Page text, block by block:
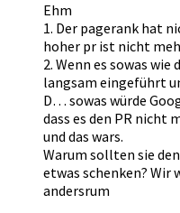
Ehm
1. Der pagerank hat
hoher pr ist nicht
2. Wenn es sowas
langsam eingeführt
D… sowas würde
dass es den PR nicht
und das wars.
Warum sollten sie
etwas schenken? Wir
andersrum